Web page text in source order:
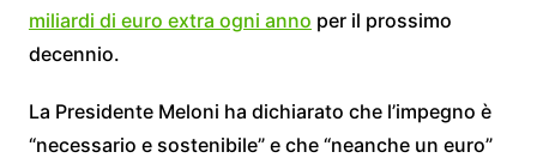
miliardi di euro extra ogni anno per il prossimo
decennio.
La Presidente Meloni ha dichiarato che l’impegno è
“necessario e sostenibile” e che “neanche un euro”